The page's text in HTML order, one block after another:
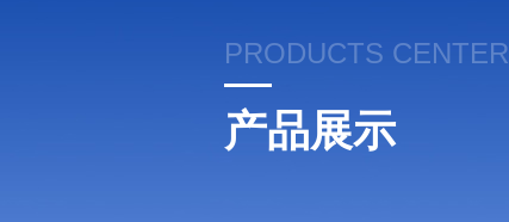
PRODUCTS CENTER
产品展示